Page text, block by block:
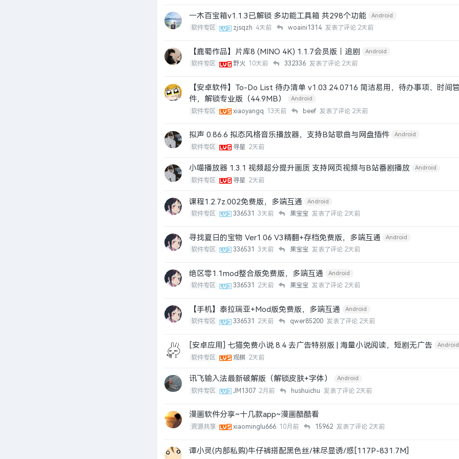
一木百宝箱v1.1.3已解锁 多功能工具箱 共298个功能 Android
软件专区 zjsqzh 4天前 woaini1314 发表了评论2天前
【鹿蜀作品】片库8 (MINO 4K) 1.1.7会员版｜追剧 Android
软件专区 野火 10天前 332336 发表了评论2天前
【安卓软件】To-Do List 待办清单 v1.03.24.0716 简洁易用，待办事项、时间
件，解锁专业版（44.9MB）
Android
软件专区 xiaoyangq 13天前 beef 发表了评论2天前
拟声 0.86.6 拟态风格音乐播放器，支持B站歌曲与网盘插件 Android
软件专区 寻星 2天前
小喵播放器 1.3.1 视频超分提升画质 支持网页视频与B站番剧播放 Android
软件专区 寻星 2天前
课程1.2.7z.002免费版，多端互通 Android
软件专区 336531 3天前 果宝宝 发表了评论2天前
寻找夏日的宝物 Ver1.06 V3精翻+存档免费版，多端互通 Android
软件专区 336531 3天前 果宝宝 发表了评论2天前
绝区零1.1mod整合版免费版，多端互通 Android
软件专区 336531 2天前 果宝宝 发表了评论2天前
【手机】泰拉瑞亚+Mod版免费版，多端互通 Android
软件专区 336531 2天前 qwer85200 发表了评论2天前
[安卓应用] 七猫免费小说 8.4 去广告特别版 | 海量小说阅读，短剧无广告 Android
软件专区 观棋 2天前
讯飞输入法最新破解版（解锁皮肤+字体） Android
软件专区 JM1307 2月前 hushuichu 发表了评论2天前
漫画软件分享~十几款app~漫画酷酷看
资源共享 xiaominglu666 10月前 15962 发表了评论2天前
谭小灵(内部私购)牛仔裤搭配黑色丝/袜尽显诱/惑[117P-831.7M]